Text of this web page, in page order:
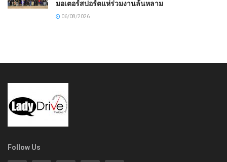
มอเตอร์สปอร์ตแห่ร่วมงานล้นหลาม
06/08/2026
Follow Us